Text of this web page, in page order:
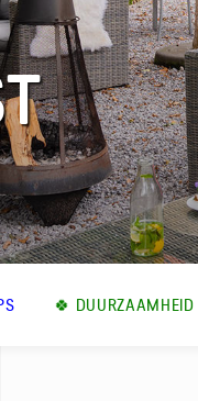
🍀 DUURZAAMHEID